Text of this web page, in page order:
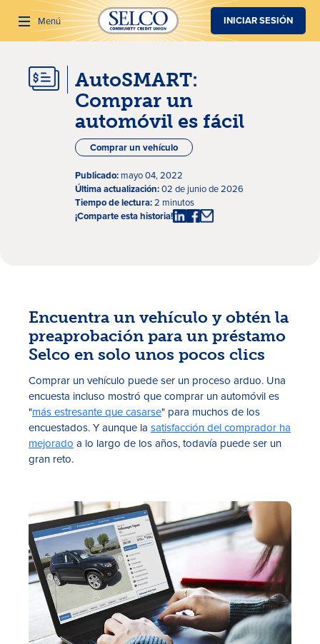
SALTAR AL CONTENIDO PRINCIPAL
Menú
Tasas
Contáctanos
Hazte miembro
Registrarse en la banca digital
In English
INICIAR SESIÓN
AutoSMART:
Comprar un
automóvil es fácil
Comprar un vehículo
Publicado: mayo 04, 2022
Última actualización:02 de junio de 2026
Tiempo de lectura:2 minutos
¡Comparte esta historia!
Encuentra un vehículo y obtén la
preaprobación para un préstamo
Selco en solo unos pocos clics
Comprar un vehículo puede ser un proceso arduo. Una
encuesta incluso mostró que comprar un automóvil es
"más estresante que casarse" para muchos de los
encuestados. Y aunque la satisfacción del comprador ha
mejorado a lo largo de los años, todavía puede ser un
gran reto.